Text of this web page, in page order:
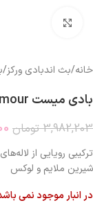
خانه/بث اندبادی ورکز/
بادی میست paris amour
3,982,203 تومان
ترکیبی رویایی از
شیرین ملایم و لوکس
در انبار موجود نمی